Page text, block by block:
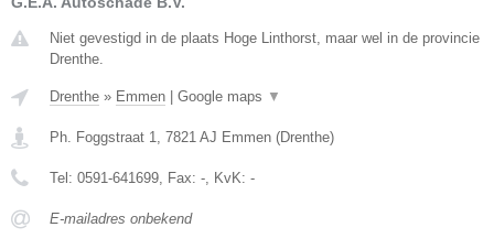
Niet gevestigd in de plaats Hoge Linthorst, maar wel in de provincie
Drenthe.
Drenthe » Emmen | Google maps ▼
Ph. Foggstraat 1 7821 AJ Emmen (Drenthe)
Tel: 0591-641699 , Fax: - , KvK: -
E-mailadres onbekend